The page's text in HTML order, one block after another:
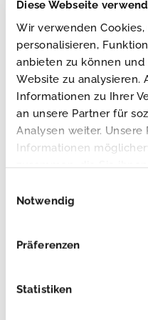
Diese Webseite
Wir verwenden
personalisieren,
anbieten zu können
Website zu analysieren.
Informationen zu Ihrer
an unsere Partner für
Analysen weiter.
Informationen
gesammelt haben.
Notwendig
Präferenzen
Statistiken
JETZT
Entdecken Sie die
Hygieneausbaus
uns an!
JETZT KONTAKT
Frischdienst